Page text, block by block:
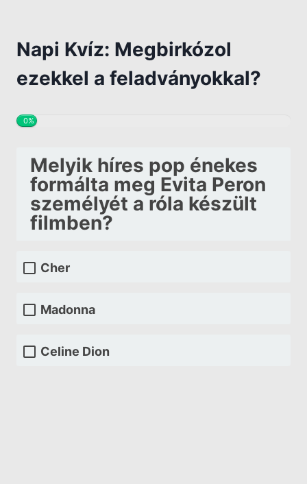
Napi Kvíz: Megbirkózol
ezekkel a feladványokkal?
0%
Melyik híres pop énekes
formálta meg Evita Peron
személyét a róla készült
filmben?
Cher
Madonna
Celine Dion